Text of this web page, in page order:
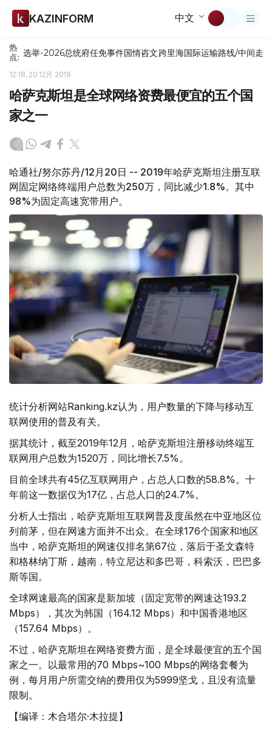
KAZINFORM 中文
热
点: 选举-2026总统府任免事件国情咨文跨里海国际运输路线/中间走廊
12:18, 20 12月 2019
哈萨克斯坦是全球网络资费最便宜的五个国
家之一
哈通社/努尔苏丹/12月20日 -- 2019年哈萨克斯坦注册互联
网固定网络终端用户总数为250万，同比减少1.8%。其中
98%为固定高速宽带用户。
统计分析网站Ranking.kz认为，用户数量的下降与移动互
联网使用的普及有关。
据其统计，截至2019年12月，哈萨克斯坦注册移动终端互
联网用户总数为1520万，同比增长7.5%。
目前全球共有45亿互联网用户，占总人口数的58.8%。十
年前这一数据仅为17亿，占总人口的24.7%。
分析人士指出，哈萨克斯坦互联网普及度虽然在中亚地区位
列前茅，但在网速方面并不出众。在全球176个国家和地区
当中，哈萨克斯坦的网速仅排名第67位，落后于圣文森特
和格林纳丁斯，越南，特立尼达和多巴哥，科索沃，巴巴多
斯等国。
全球网速最高的国家是新加坡（固定宽带的网速达193.2
Mbps），其次为韩国（164.12 Mbps）和中国香港地区
（157.64 Mbps）。
不过，哈萨克斯坦在网络资费方面，是全球最便宜的五个国
家之一。以最常用的70 Mbps~100 Mbps的网络套餐为
例，每月用户所需交纳的费用仅为5999坚戈，且没有流量
限制。
【编译：木合塔尔·木拉提】